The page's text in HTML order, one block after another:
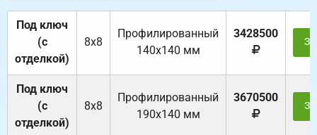
Под ключ
(с
отделкой)
8х8
Профилированный
140х140 мм
3428500
Под ключ
(с
отделкой)
8х8
Профилированный
190х140 мм
3670500